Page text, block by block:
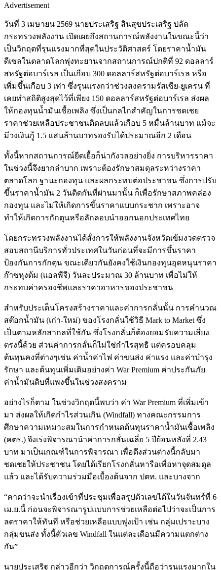
Advertisement
วันที่ 3 เมษายน 2569 นายประเสริฐ สินสุขประเสริฐ ปลัด
กระทรวงพลังงาน เปิดเผยถึงสถานการณ์พลังงานในขณะนี้ว่า
เป็นวิกฤตที่รุนแรงมากที่สุดในประวัติศาสตร์ โดยราคาน้ำมัน
ดีเซลในตลาดโลกพุ่งทะยานจากสถานการณ์ปกติที่ 92 ดอลลาร์
สหรัฐต่อบาร์เรล เป็นเกือบ 300 ดอลลาร์สหรัฐต่อบาร์เรล หรือ
เพิ่มขึ้นเกือบ 3 เท่า ซึ่งรุนแรงกว่าช่วงสงครามรัสเซีย-ยูเครน ที่
เคยทำสถิติสูงสุดไว้ที่เพียง 150 ดอลลาร์สหรัฐต่อบาร์เรล ส่งผล
ให้กองทุนน้ำมันเชื้อเพลิง ซึ่งเป็นกลไกสำคัญในการชดเชย
ราคาช่วยเหลือประชาชนติดลบแล้วเกือบ 5 หมื่นล้านบาท แม้จะ
มีวงเงินกู้ 1.5 แสนล้านบาทรองรับได้ประมาณอีก 2 เดือน
ทั้งนี้หากสถานการณ์ยืดเยื้อก็น่ากังวลอย่างยิ่ง การบริหารราคา
ในช่วงนี้จึงยากลำบาก เพราะต้องรักษาสมดุลระหว่างราคา
ตลาดโลก ฐานะกองทุน และผลกระทบต่อประชาชน ซึ่งการปรับ
ขึ้นราคาน้ำมัน 2 วันติดกันที่ผ่านมานั้น ก็เพื่อรักษาสภาพคล่อง
กองทุน และไม่ให้เกิดการขึ้นราคาแบบกระชาก เพราะอาจ
ทำให้เกิดการกักตุนหรือลักลอบนำออกนอกประเทศไทย
โดยกระทรวงพลังงานได้สั่งการให้พลังงานจังหวัดเข้มงวดตรวจ
สอบสถานีบริการทั่วประเทศในวันก่อนที่จะมีการขึ้นราคา
ป้องกันการกักตุน ขณะเดียวกันยังคงใช้เงินกองทุนอุดหนุนราคา
ก๊าซหุงต้ม (แอลพีจี) วันละประมาณ 30 ล้านบาท เพื่อไม่ให้
กระทบค่าครองชีพและราคาอาหารของประชาชน
สำหรับประเด็นโครงสร้างราคาและค่าการกลั่นนั้น การคำนวณ
สต๊อกน้ำมัน (เก่า-ใหม่) ของโรงกลั่นใช้วิธี Mark to Market ซึ่ง
เป็นตามหลักสากลที่ใช้กัน ซึ่งโรงกลั่นก็ต้องยอมรับความเสี่ยง
ตรงนี้ด้วย ส่วนค่าการกลั่นก็ไม่ใช่กำไรสุทธิ แต่ครอบคลุม
ต้นทุนคงที่ต่างๆเช่น ค่าน้ำค่าไฟ ค่าขนส่ง ค่าแรง และค่าบำรุง
รักษา และต้นทุนเพิ่มเติมอย่างค่า War Premium ค่าประกันภัย
ค่าน้ำมันดิบที่แพงขึ้นในช่วงสงคราม
อย่างไรก็ตาม ในช่วงวิกฤตนี้พบว่า ค่า War Premium ที่เพิ่มเข้า
มา ส่งผลให้เกิดกำไรส่วนเกิน (Windfall) ทางคณะกรรมการ
ศึกษาความเหมาะสมในการกำหนดต้นทุนราคาน้ำมันเชื้อเพลิง
(คตร.) จึงเร่งพิจารณานำค่าการกลั่นเฉลี่ย 5 ปีย้อนหลังที่ 2.43
บาท มาเป็นเกณฑ์ในการพิจารณา เพื่อดึงส่วนต่างนี้กลับมา
ชดเชยให้ประชาชน โดยได้เรียกโรงกลั่นหารือเพื่อหาจุดสมดุล
แล้ว และได้รับความร่วมมือเบื้องต้นจาก ปตท. และบางจาก
“คาดว่าจะนำเรื่องเข้าที่ประชุมเพื่อสรุปตัวเลขได้ในวันจันทร์ที่ 6
เม.ย.นี้ ก่อนจะพิจารณารูปแบบการช่วยเหลือต่อไปว่าจะเป็นการ
ลดราคาให้ทันที หรือช่วยเหลือแบบพุ่งเป้า เช่น กลุ่มเปราะบาง
กลุ่มขนส่ง ทั้งนี้ตัวเลข Windfall ในแต่ละเดือนมีความแตกต่าง
กัน”
นายประเสริฐ กล่าวอีกว่า วิกฤตการณ์ครั้งนี้ถือว่ารุนแรงมากใน